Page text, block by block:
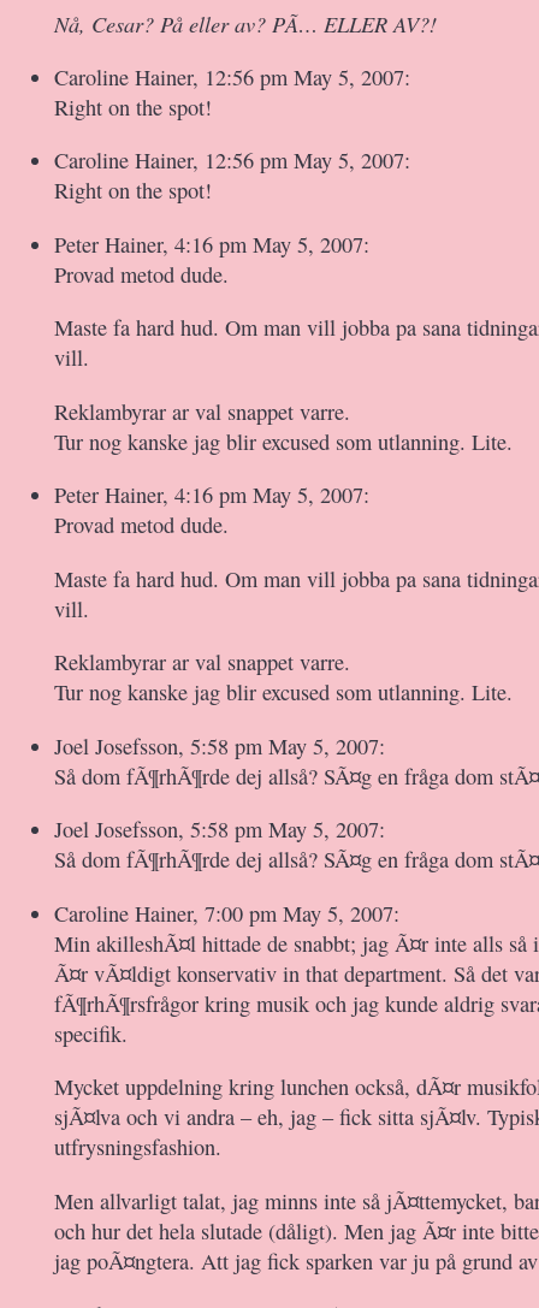
Nå, Cesar? På eller av? PÃ… ELLER AV?!
Caroline Hainer, 12:56 pm May 5, 2007:
Right on the spot!
Caroline Hainer, 12:56 pm May 5, 2007:
Right on the spot!
Peter Hainer, 4:16 pm May 5, 2007:
Provad metod dude.
Maste fa hard hud. Om man vill jobba pa sana
vill.
Reklambyrar ar val snappet varre.
Tur nog kanske jag blir excused som utlanning. Lite.
Peter Hainer, 4:16 pm May 5, 2007:
Provad metod dude.
Maste fa hard hud. Om man vill jobba pa sana
vill.
Reklambyrar ar val snappet varre.
Tur nog kanske jag blir excused som utlanning. Lite.
Joel Josefsson, 5:58 pm May 5, 2007:
Så dom fÃ¶rhÃ¶rde dej allså? SÃ¤g en fråga dom
Joel Josefsson, 5:58 pm May 5, 2007:
Så dom fÃ¶rhÃ¶rde dej allså? SÃ¤g en fråga dom
Caroline Hainer, 7:00 pm May 5, 2007:
Min akilleshÃ¤l hittade de snabbt; jag Ã¤r inte alls så
Ã¤r vÃ¤ldigt konservativ in that department. Så det
fÃ¶rhÃ¶rsfrågor kring musik och jag kunde aldrig
specifik.
Mycket uppdelning kring lunchen också, dÃ¤r
sjÃ¤lva och vi andra – eh, jag – fick sitta sjÃ¤lv.
utfrysningsfashion.
Men allvarligt talat, jag minns inte så jÃ¤ttemycket,
och hur det hela slutade (dåligt). Men jag Ã¤r inte
jag poÃ¤ngtera. Att jag fick sparken var ju på grund